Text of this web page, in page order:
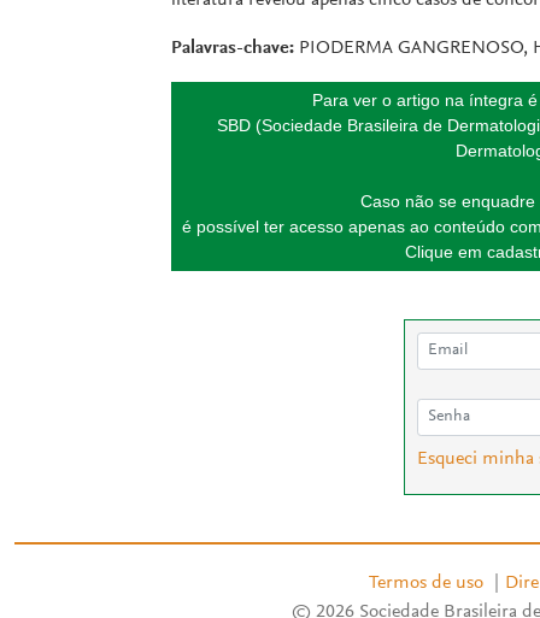
Palavras-chave: PIODERMA GANGRENOSO,
Para ver o artigo na íntegra
SBD (Sociedade Brasileira de
Caso não se
é possível ter acesso apenas ao conteúdo
Clique em
Esqueci minha
Termos de uso
© 2026 Sociedade Brasileira